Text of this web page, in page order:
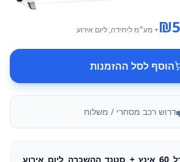
₪+ מע״מליחידה, ליום אירוע
הוסף לסל ההזמנות
דרוש רכב מסחרי / משלוח
פלזמה / LED בגודל 60 אינץ + סטנד ההשכרה ליום אירוע